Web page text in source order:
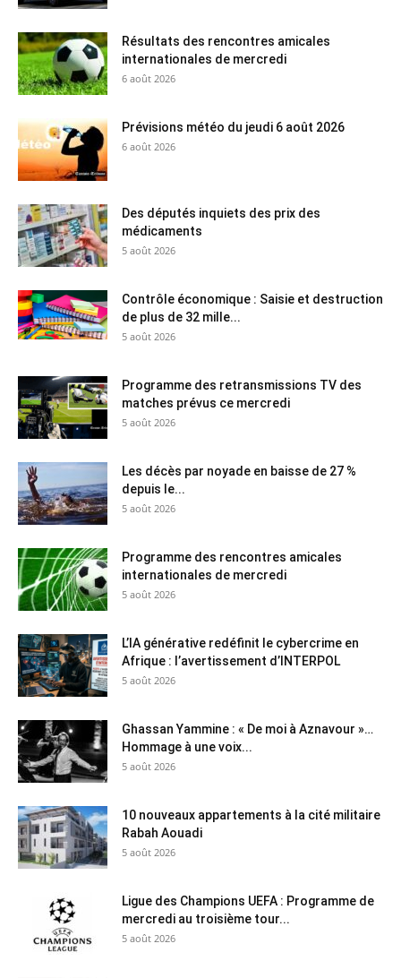
Résultats des rencontres amicales
internationales de mercredi
6 août 2026
Prévisions météo du jeudi 6 août 2026
6 août 2026
Des députés inquiets des prix des
médicaments
5 août 2026
Contrôle économique : Saisie et destruction
de plus de 32 mille...
5 août 2026
Programme des retransmissions TV des
matches prévus ce mercredi
5 août 2026
Les décès par noyade en baisse de 27 %
depuis le...
5 août 2026
Programme des rencontres amicales
internationales de mercredi
5 août 2026
L’IA générative redéfinit le cybercrime en
Afrique : l’avertissement d’INTERPOL
5 août 2026
Ghassan Yammine : « De moi à Aznavour »…
Hommage à une voix...
5 août 2026
10 nouveaux appartements à la cité militaire
Rabah Aouadi
5 août 2026
Ligue des Champions UEFA : Programme de
mercredi au troisième tour...
5 août 2026